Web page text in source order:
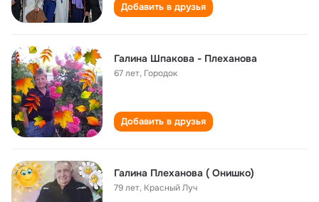
Добавить в друзья
Галина Шпакова - Плеханова
67 лет, Городок
Добавить в друзья
Галина Плеханова ( Онишко)
79 лет, Красный Луч